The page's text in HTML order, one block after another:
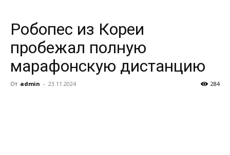
Робопес из Кореи
пробежал полную
марафонскую дистанцию
От admin - 23.11.2024 284